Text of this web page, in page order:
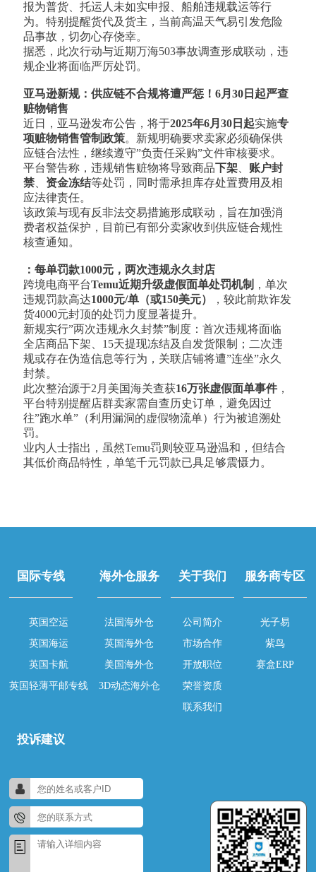
报为普货、托运人未如实申报、船舶违规载运等行
为。特别提醒货代及货主，当前高温天气易引发危险
品事故，切勿心存侥幸。
据悉，此次行动与近期万海503事故调查形成联动，违
规企业将面临严厉处罚。
亚马逊新规：供应链不合规将遭严惩！6月30日起严查
赃物销售
近日，亚马逊发布公告，将于2025年6月30日起实施专
项赃物销售管制政策。新规明确要求卖家必须确保供
应链合法性，继续遵守”负责任采购”文件审核要求。
平台警告称，违规销售赃物将导致商品下架
账户封
禁
资金冻结等处罚，同时需承担库存处置费用及相
应法律责任。
该政策与现有反非法交易措施形成联动，旨在加强消
费者权益保护，目前已有部分卖家收到供应链合规性
核查通知。
：每单罚款1000元，两次违规永久封店
跨境电商平台Temu近期升级虚假面单处罚机制 ，单次
违规罚款高达1000元/单（或150美元）
，较此前欺诈发
货4000元封顶的处罚力度显著提升。
新规实行”两次违规永久封禁”制度：首次违规将面临
全店商品下架、15天提现冻结及自发货限制；二次违
规或存在伪造信息等行为，关联店铺将遭”连坐”永久
封禁。
此次整治源于2月美国海关查获16万张虚假面单事件，
平台特别提醒店群卖家需自查历史订单，避免因过
往”跑水单”（利用漏洞的虚假物流单）行为被追溯处
罚。
业内人士指出，虽然Temu罚则较亚马逊温和，但结合
其低价商品特性，单笔千元罚款已具足够震慑力。
国际专线
英国空运
英国海运
英国卡航
英国轻薄平邮专线
海外仓服务
法国海外仓
英国海外仓
美国海外仓
3D动态海外仓
关于我们
公司简介
市场合作
开放职位
荣誉资质
联系我们
服务商专区
光子易
紫鸟
赛盒ERP
投诉建议